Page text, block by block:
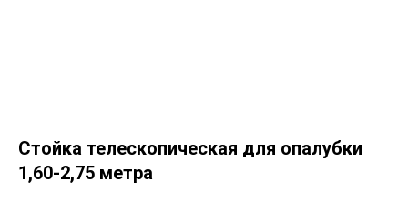
Стойка телескопическая для опалубки
1,60-2,75 метра